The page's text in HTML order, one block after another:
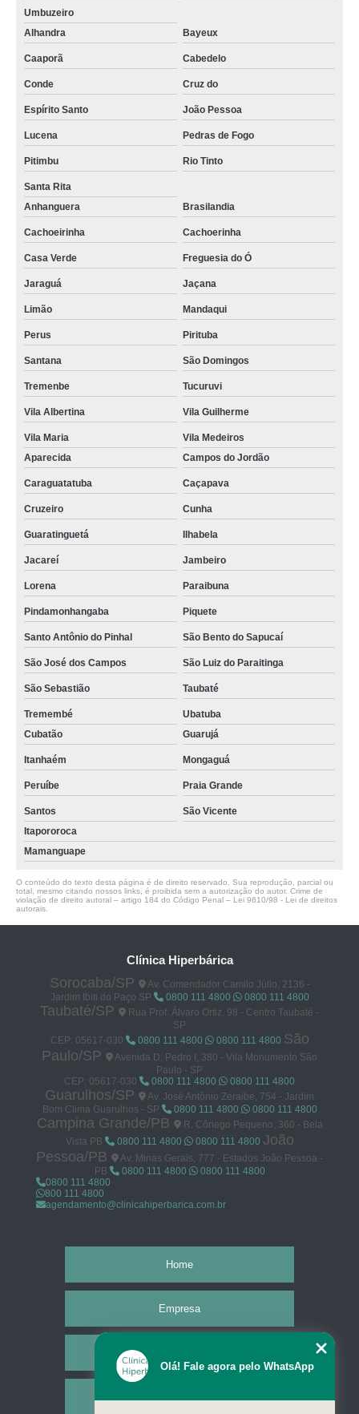
Umbuzeiro
Alhandra
Bayeux
Caaporã Cabedelo
Conde Cruz do
Espírito Santo João Pessoa
Lucena Pedras de Fogo
Pitimbu Rio Tinto
Santa Rita
Anhanguera
Brasilandia
Cachoeirinha Cachoerinha
Casa Verde Freguesia do Ó
Jaraguá Jaçana
Limão Mandaqui
Perus Pirituba
Santana São Domingos
Tremenbe Tucuruvi
Vila Albertina Vila Guilherme
Vila Maria
Vila Medeiros
Aparecida
Campos do Jordão
Caraguatatuba Caçapava
Cruzeiro Cunha
Guaratinguetá Ilhabela
Jacareí Jambeiro
Lorena Paraibuna
Pindamonhangaba Piquete
Santo Antônio do Pinhal São Bento do Sapucaí
São José dos Campos São Luiz do Paraitinga
São Sebastião Taubaté
Tremembé
Ubatuba
Cubatão
Guarujá
Itanhaém Mongaguá
Peruíbe Praia Grande
Santos
São Vicente
Itapororoca
Mamanguape
O conteúdo do texto desta página é de direito reservado. Sua reprodução, parcial ou
total, mesmo citando nossos links, é proibida sem a autorização do autor. Crime de
violação de direito autoral – artigo 184 do Código Penal – Lei 9610/98 - Lei de direitos
autorais
Clínica Hiperbárica
Sorocaba/SP
Av. Comendador Camilo Júlio, 2136 -
Jardim Ibiti do Paço SP
0800 111 4800 0800 111 4800
Taubaté/SP
Rua Prof. Álvaro Ortiz, 98 - Centro Taubaté -
SP
CEP: 05617-030
0800 111 4800 0800 111 4800 São
Paulo/SP
Avenida D. Pedro I, 380 - Vila Monumento São
Paulo - SP
CEP: 05617-030
0800 111 4800 0800 111 4800
Guarulhos/SP
Av. José Antônio Zeraibe, 754 - Jardim
Bom Clima Guarulhos - SP
0800 111 4800 0800 111 4800
Campina Grande/PB
R. Cônego Pequeno, 360 - Bela
Vista PB
0800 111 4800 0800 111 4800 João
Pessoa/PB
Av. Minas Gerais, 777 - Estados João Pessoa -
PB
0800 111 4800
0800 111 4800
0800 111 4800
800 111 4800
agendamento@clinicahiperbarica.com.br
Home
Empresa
Olá! Fale agora pelo WhatsApp